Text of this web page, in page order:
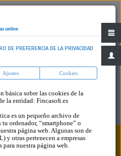
DE PREFERENCIA DE LA PRIVACIDAD
Ajustes Cookies
básica sobre las cookies de la
la entidad: Fincasoft.es
es un pequeño archivo de
ordenador, “smartphone” o
página web. Algunas son de
y otras pertenecen a empresas
para nuestra página web.